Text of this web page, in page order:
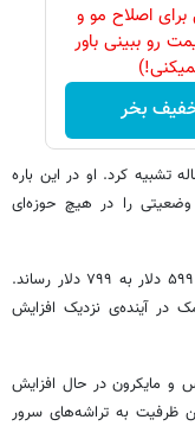
برای اصلاح مو و
رو ببینی باور
بخر
تشبیه کرد. او در این باره
چنین وضعیتی را در هیچ حوزه‌ای
اپل پیش‌تر قیمت مک مینی را با حذف مدل پایه از ۵۹۹ دلار به ۷۹۹ دلار رساند.
در آینده‌ی نزدیک افزایش
و مایکرون در حال افزایش
ظرفیت به تراشه‌های سرور